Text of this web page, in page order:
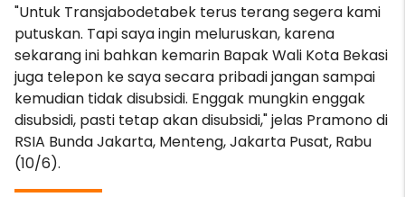
"Untuk Transjabodetabek terus terang segera kami
putuskan. Tapi saya ingin meluruskan, karena
sekarang ini bahkan kemarin Bapak Wali Kota Bekasi
juga telepon ke saya secara pribadi jangan sampai
kemudian tidak disubsidi. Enggak mungkin enggak
disubsidi, pasti tetap akan disubsidi," jelas Pramono di
RSIA Bunda Jakarta, Menteng, Jakarta Pusat, Rabu
(10/6).